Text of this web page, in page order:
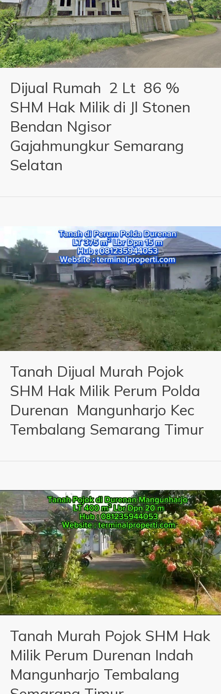
Dijual Rumah 2 Lt 86 %
SHM Hak Milik di Jl Stonen
Bendan Ngisor
Gajahmungkur Semarang
Selatan
Tanah Dijual Murah Pojok
SHM Hak Milik Perum Polda
Durenan Mangunharjo Kec
Tembalang Semarang Timur
Tanah Murah Pojok SHM Hak
Milik Perum Durenan Indah
Mangunharjo Tembalang